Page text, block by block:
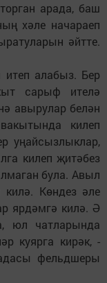
арада, баш
хәле начараеп
әйтте.
итеп алабыз. Бер
сарыф ителә
авырулар белән
килеп
уңайсызлыклар,
килеп җитәбез
була. Авыл
килә. Көндез әле
ярдәмгә килә. Ә
юл чатларында
куярга кирәк, -
фельдшеры